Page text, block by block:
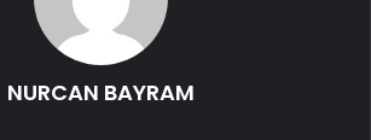
NURCAN BAYRAM